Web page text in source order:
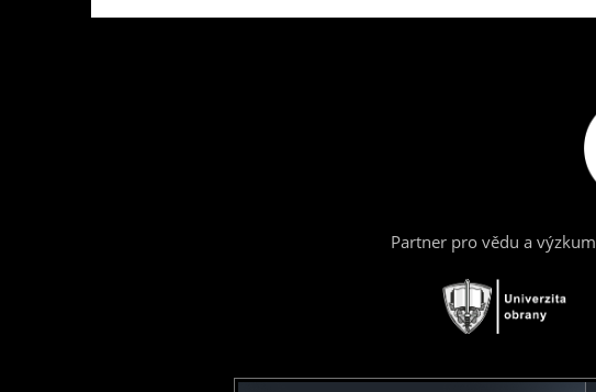
Partner pro vědu a výzkum